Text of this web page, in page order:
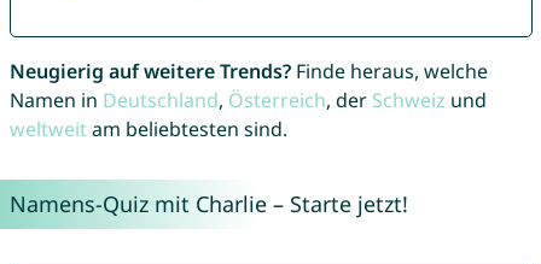
Neugierig auf weitere Trends?Finde heraus, welche
Namen in Deutschland, Österreich, der Schweiz und
weltweitam beliebtesten sind.
Namens-Quiz mit Charlie – Starte jetzt!